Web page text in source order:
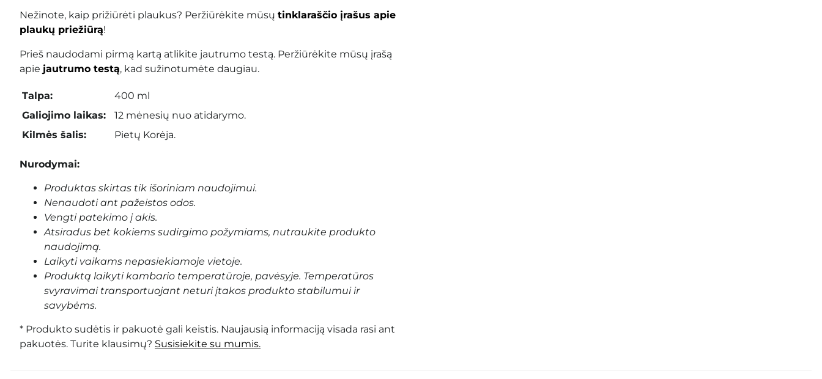
Nežinote, kaip prižiūrėti plaukus? Peržiūrėkite mūsų tinklaraščio įrašus apie
plaukų priežiūrą!
Prieš naudodami pirmą kartą atlikite jautrumo testą. Peržiūrėkite mūsų įrašą
apie jautrumo testą, kad sužinotumėte daugiau.
Talpa:
400 ml
Galiojimo laikas:
12 mėnesių nuo atidarymo.
Kilmės šalis:
Pietų Korėja.
Nurodymai:
Produktas skirtas tik išoriniam naudojimui.
Nenaudoti ant pažeistos odos.
Vengti patekimo į akis.
Atsiradus bet kokiems sudirgimo požymiams, nutraukite produkto
naudojimą.
Laikyti vaikams nepasiekiamoje vietoje.
Produktą laikyti kambario temperatūroje, pavėsyje. Temperatūros
svyravimai transportuojant neturi įtakos produkto stabilumui ir
savybėms.
* Produkto sudėtis ir pakuotė gali keistis. Naujausią informaciją visada rasi ant
pakuotės. Turite klausimų? Susisiekite su mumis.